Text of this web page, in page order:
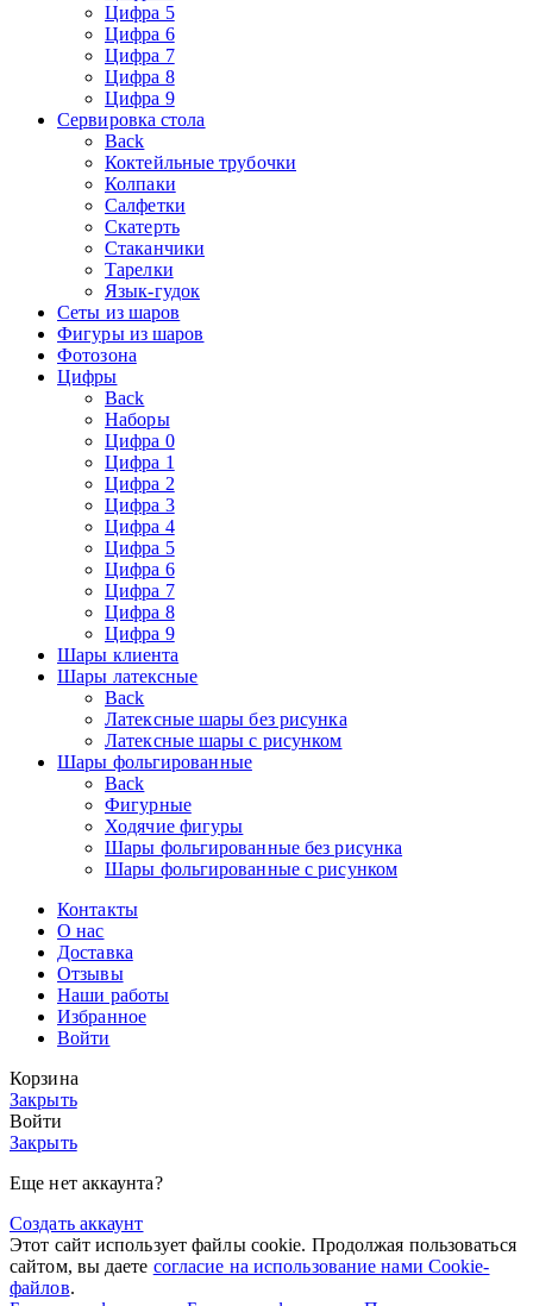
Цифра 5
Цифра 6
Цифра 7
Цифра 8
Цифра 9
Сервировка стола
Back
Коктейльные трубочки
Колпаки
Салфетки
Скатерть
Стаканчики
Тарелки
Язык-гудок
Сеты из шаров
Фигуры из шаров
Фотозона
Цифры
Back
Наборы
Цифра 0
Цифра 1
Цифра 2
Цифра 3
Цифра 4
Цифра 5
Цифра 6
Цифра 7
Цифра 8
Цифра 9
Шары клиента
Шары латексные
Back
Латексные шары без рисунка
Латексные шары с рисунком
Шары фольгированные
Back
Фигурные
Ходячие фигуры
Шары фольгированные без рисунка
Шары фольгированные с рисунком
Контакты
О нас
Доставка
Отзывы
Наши работы
Избранное
Войти
Корзина
Закрыть
Войти
Закрыть
Еще нет аккаунта?
Создать аккаунт
Этот сайт использует файлы cookie. Продолжая пользоваться
сайтом, вы даете согласие на использование нами Cookie-
файлов.